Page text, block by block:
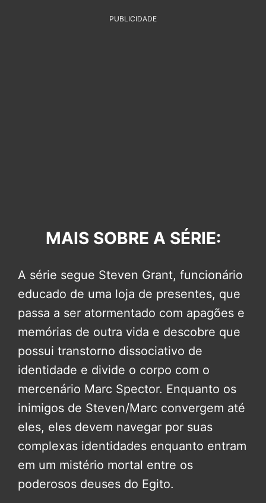
PUBLICIDADE
MAIS SOBRE A SÉRIE:
A série segue Steven Grant, funcionário
educado de uma loja de presentes, que
passa a ser atormentado com apagões e
memórias de outra vida e descobre que
possui transtorno dissociativo de
identidade e divide o corpo com o
mercenário Marc Spector. Enquanto os
inimigos de Steven/Marc convergem até
eles, eles devem navegar por suas
complexas identidades enquanto entram
em um mistério mortal entre os
poderosos deuses do Egito.